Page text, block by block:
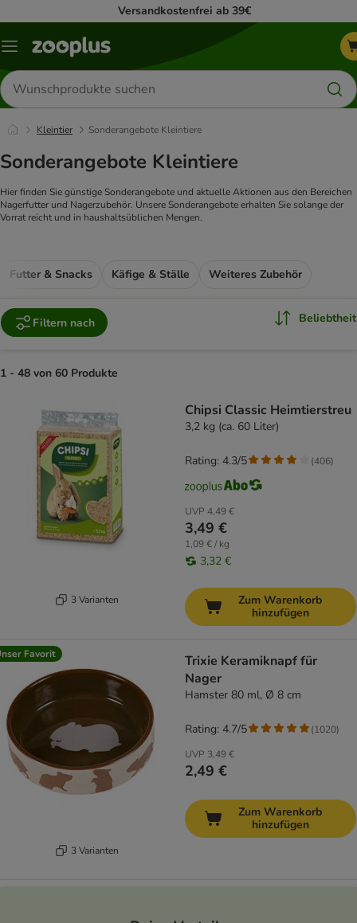
Versandkostenfrei ab 39€
Menü
Produkte
suchen
Kleintier Sonderangebote Kleintiere
Sonderangebote Kleintiere
Hier finden Sie günstige Sonderangebote und aktuelle Aktionen aus den Bereichen
Nagerfutter und Nagerzubehör. Unsere Sonderangebote erhalten Sie solange der
Vorrat reicht und in haushaltsüblichen Mengen.
Futter & Snacks Käfige & Ställe Weiteres Zubehör
Filtern nach Beliebtheit
1 - 48 von 60 Produkte
3 Varianten
Chipsi Classic Heimtierstreu
3,2 kg (ca. 60 Liter)
UVP 4,49 €
3,49 €
1,09 € / kg
3,32 €
Rating: 4.3/5 (406)
Zum Warenkorb
hinzufügen
Favorit
3 Varianten
Trixie Keramiknapf für
Nager
Hamster 80 ml, Ø 8 cm
UVP 3,49 €
2,49 €
Rating: 4.7/5 (1020)
Zum Warenkorb
hinzufügen